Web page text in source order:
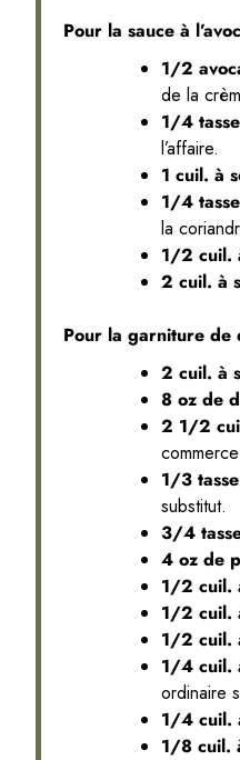
Pour la sauce à
1/2
de la
1/4
l’affaire.
1 cuil. à
1/4
la
1/2 cuil.
2 cuil. à
Pour la garniture de
2 cuil. à
8 oz de
2 1/2
1/3
substitut.
3/4
4 oz de
1/2 cuil.
1/2 cuil.
1/2 cuil.
1/4 cuil.
ordinaire
1/4 cuil.
1/8 cuil.